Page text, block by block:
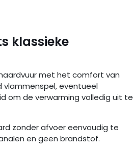
klassieke
met het comfort van
vlammenspel, eventueel
om de verwarming volledig uit te
zonder afvoer eenvoudig te
en geen brandstof.